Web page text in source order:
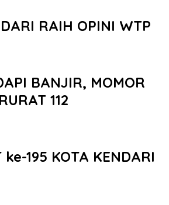
RAIH OPINI WTP
BANJIR, MOMOR
112
ke-195 KOTA KENDARI